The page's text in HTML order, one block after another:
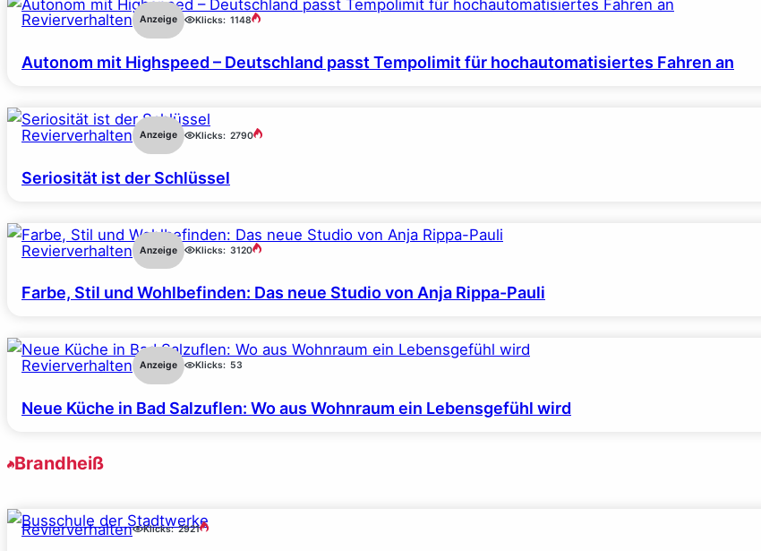
Revierverhalten Anzeige Klicks: 1148
Autonom mit Highspeed – Deutschland passt Tempolimit für hochautomatisiertes Fahren an
Revierverhalten Anzeige Klicks: 2790
Seriosität ist der Schlüssel
Revierverhalten Anzeige Klicks: 3120
Farbe, Stil und Wohlbefinden: Das neue Studio von Anja Rippa-Pauli
Revierverhalten Anzeige Klicks: 53
Neue Küche in Bad Salzuflen: Wo aus Wohnraum ein Lebensgefühl wird
Brandheiß
Revierverhalten Klicks: 2921